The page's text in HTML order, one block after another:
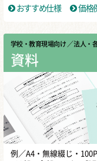
おすすめ仕様
価格
学校・教育現場向け ／ 法人・
資料
例／A4・無線綴じ・100P